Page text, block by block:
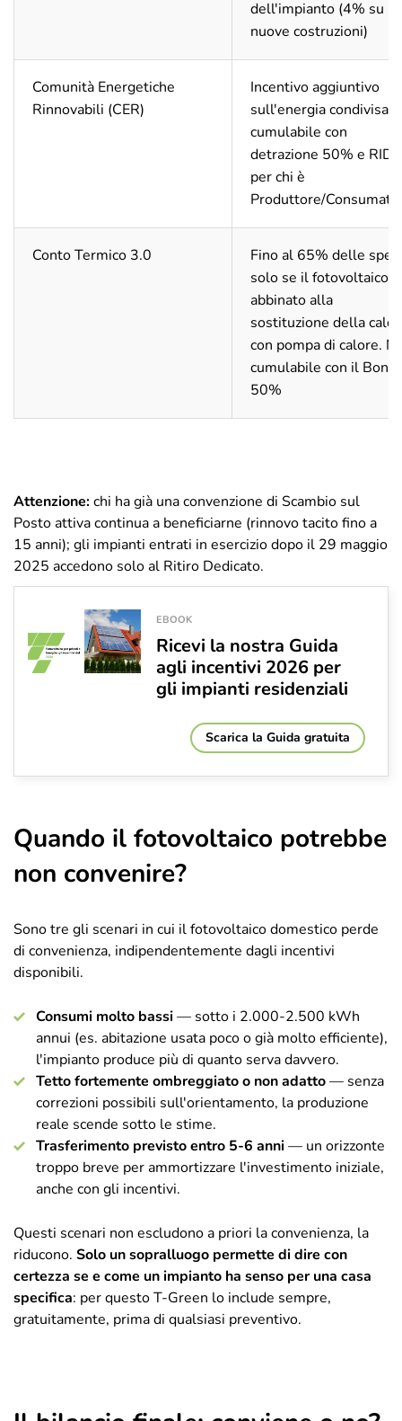
dell'impianto (4% su
nuove costruzioni)
Comunità Energetiche
Rinnovabili (CER)
Incentivo aggiuntivo
sull'energia condivisa,
cumulabile con
detrazione 50% e RID
per chi è
Produttore/
Conto Termico 3.0
Fino al 65% delle
solo se il fotovoltaico è
abbinato alla
sostituzione della
con pompa di calore.
cumulabile con il
50%
Attenzione:chi ha già una convenzione di Scambio sul
Posto attiva continua a beneficiarne (rinnovo tacito fino a
15 anni); gli impianti entrati in esercizio dopo il 29 maggio
2025 accedono solo al Ritiro Dedicato.
EBOOK
Ricevi la nostra Guida
agli incentivi 2026 per
gli impianti residenziali
Scarica la Guida gratuita
Quando il fotovoltaico potrebbe
non convenire?
Sono tre gli scenari in cui il fotovoltaico domestico perde
di convenienza, indipendentemente dagli incentivi
disponibili.
Consumi molto bassi— sotto i 2.000-2.500 kWh
annui (es. abitazione usata poco o già molto efficiente),
l'impianto produce più di quanto serva davvero.
Tetto fortemente ombreggiato o non adatto— senza
correzioni possibili sull'orientamento, la produzione
reale scende sotto le stime.
Trasferimento previsto entro 5-6 anni— un orizzonte
troppo breve per ammortizzare l'investimento iniziale,
anche con gli incentivi.
Questi scenari non escludono a priori la convenienza, la
riducono. Solo un sopralluogo permette di dire con
certezza se e come un impianto ha senso per una casa
specifica: per questo T-Green lo include sempre,
gratuitamente, prima di qualsiasi preventivo.